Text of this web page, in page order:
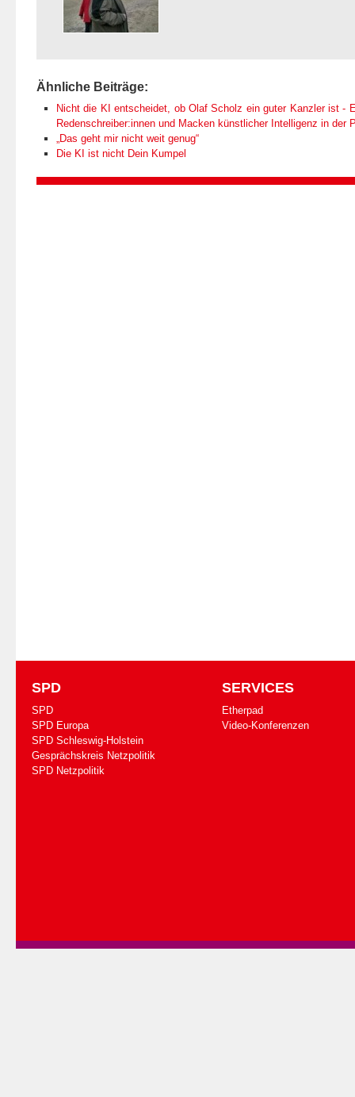
Ähnliche Beiträge:
Nicht die KI entscheidet, ob Olaf Scholz ein guter Kanzler ist -
Redenschreiber:innen und Macken künstlicher Intelligenz in der
„Das geht mir nicht weit genug“
Die KI ist nicht Dein Kumpel
SPD
SPD
SPD Europa
SPD Schleswig-Holstein
Gesprächskreis Netzpolitik
SPD Netzpolitik
SERVICES
Etherpad
Video-Konferenzen